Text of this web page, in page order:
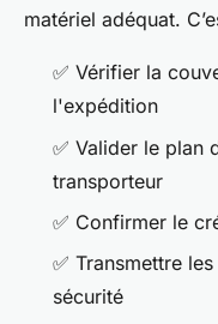
matériel adéquat.
✅ Vérifier la
l'expédition
✅ Valider le plan
transporteur
✅ Confirmer le
✅ Transmettre
sécurité